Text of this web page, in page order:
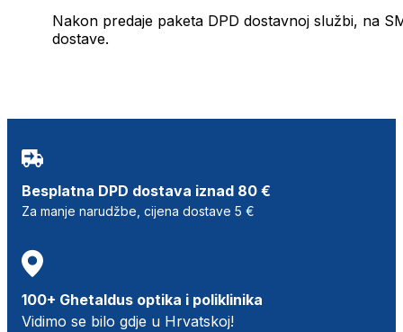
Nakon predaje paketa DPD dostavnoj službi, na
dostave.
Besplatna DPD dostava iznad 80 €
Za manje narudžbe, cijena dostave 5 €
100+ Ghetaldus optika i poliklinika
Vidimo se bilo gdje u Hrvatskoj!